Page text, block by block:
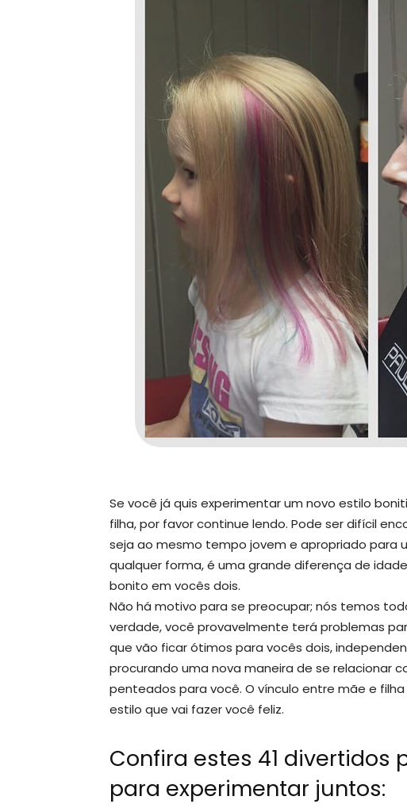
Se você já quis experimentar um novo estilo
filha, por favor continue lendo. Pode ser difícil
seja ao mesmo tempo jovem e apropriado para
qualquer forma, é uma grande diferença de
bonito em vocês dois.
Não há motivo para se preocupar; nós temos
verdade, você provavelmente terá problemas
que vão ficar ótimos para vocês dois,
procurando uma nova maneira de se relacionar
penteados para você. O vínculo entre mãe e filha
estilo que vai fazer você feliz.
Confira estes 41
para experimentar juntos: